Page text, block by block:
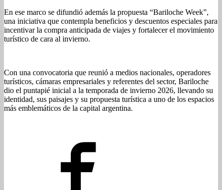
En ese marco se difundió además la propuesta “Bariloche Week”,
una iniciativa que contempla beneficios y descuentos especiales para
incentivar la compra anticipada de viajes y fortalecer el movimiento
turístico de cara al invierno.
Con una convocatoria que reunió a medios nacionales, operadores
turísticos, cámaras empresariales y referentes del sector, Bariloche
dio el puntapié inicial a la temporada de invierno 2026, llevando su
identidad, sus paisajes y su propuesta turística a uno de los espacios
más emblemáticos de la capital argentina.